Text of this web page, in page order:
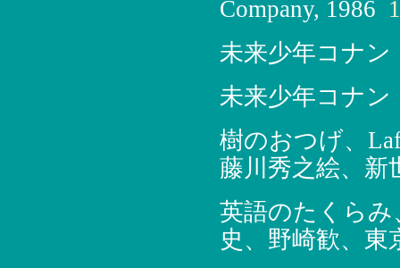
Company, 1986
未来少年コナ
未来少年コナ
樹のおつげ、
藤川秀之絵、新
英語のたくら
史、野崎歓、東